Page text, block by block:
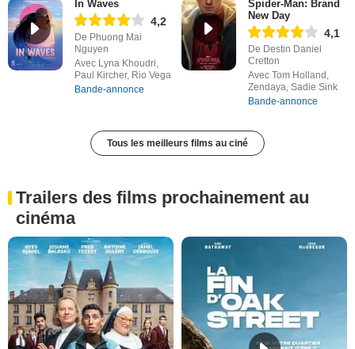
In Waves
4,2
De Phuong Mai
Nguyen
Avec Lyna Khoudri,
Paul Kircher, Rio Vega
Bande-annonce
Spider-Man: Brand
New Day
4,1
De Destin Daniel
Cretton
Avec Tom Holland,
Zendaya, Sadie Sink
Bande-annonce
Tous les meilleurs films au ciné
Trailers des films prochainement au
cinéma